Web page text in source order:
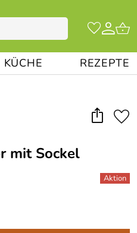
REZEPTE
mit Sockel